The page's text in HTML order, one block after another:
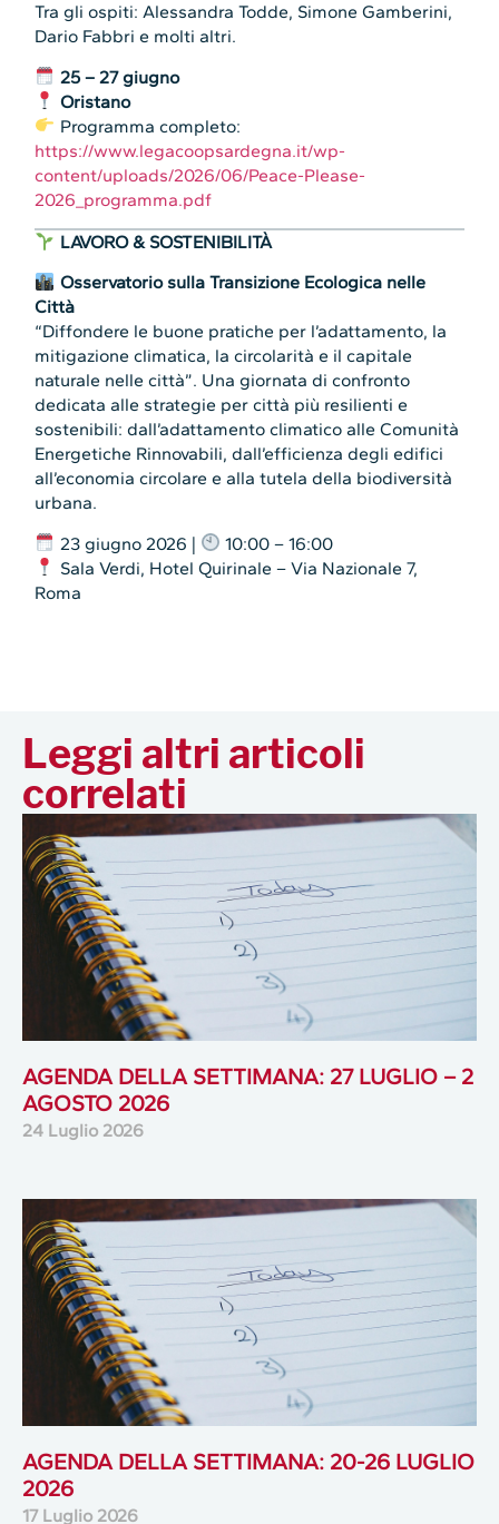
Tra gli ospiti: Alessandra Todde, Simone Gamberini,
Dario Fabbri e molti altri.
25 – 27 giugno
Oristano
Programma completo:
https://www.legacoopsardegna.it/wp-
content/uploads/2026/06/Peace-Please-
2026_programma.pdf
LAVORO & SOSTENIBILITÀ
Osservatorio sulla Transizione Ecologica nelle
Città
“Diffondere le buone pratiche per l’adattamento, la
mitigazione climatica, la circolarità e il capitale
naturale nelle città”. Una giornata di confronto
dedicata alle strategie per città più resilienti e
sostenibili: dall’adattamento climatico alle Comunità
Energetiche Rinnovabili, dall’efficienza degli edifici
all’economia circolare e alla tutela della biodiversità
urbana.
23 giugno 2026 |
10:00 – 16:00
Sala Verdi, Hotel Quirinale – Via Nazionale 7,
Roma
Leggi altri articoli
correlati
AGENDA DELLA SETTIMANA: 27 LUGLIO – 2
AGOSTO 2026
24 Luglio 2026
AGENDA DELLA SETTIMANA: 20-26 LUGLIO
2026
17 Luglio 2026